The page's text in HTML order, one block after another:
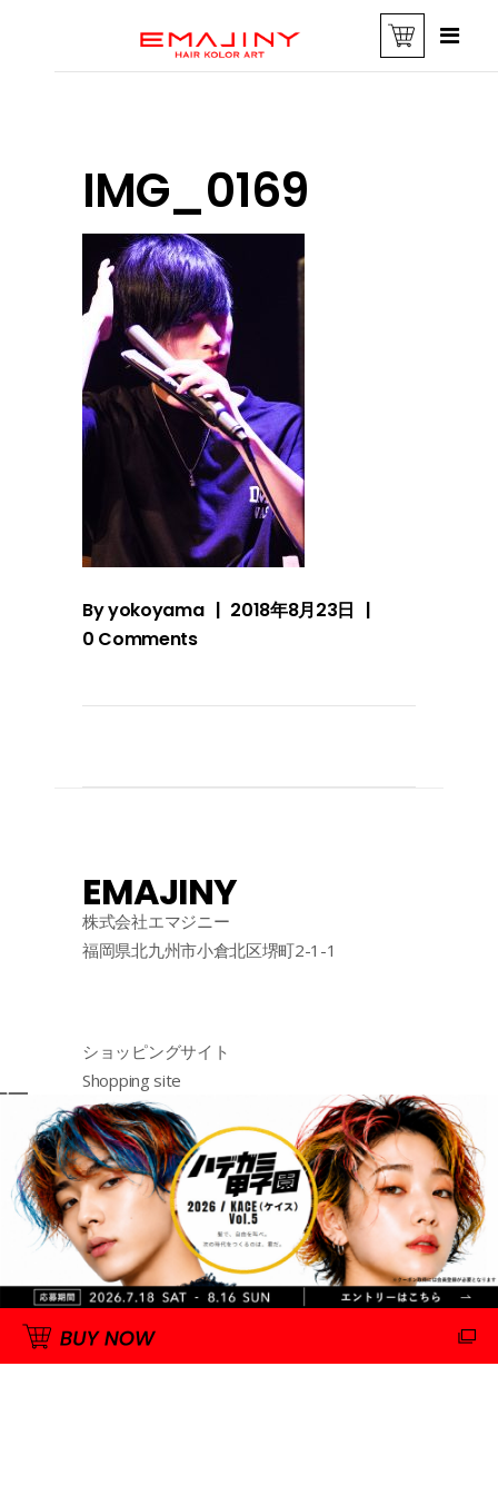
IMG_0169
Byyokoyama
2018年8月23日
0 Comments
EMAJINY
株式会社エマジニー
福岡県北九州市小倉北区堺町2-1-1
ショッピングサイト
Shopping site
购物网站
http://emajiny.jp